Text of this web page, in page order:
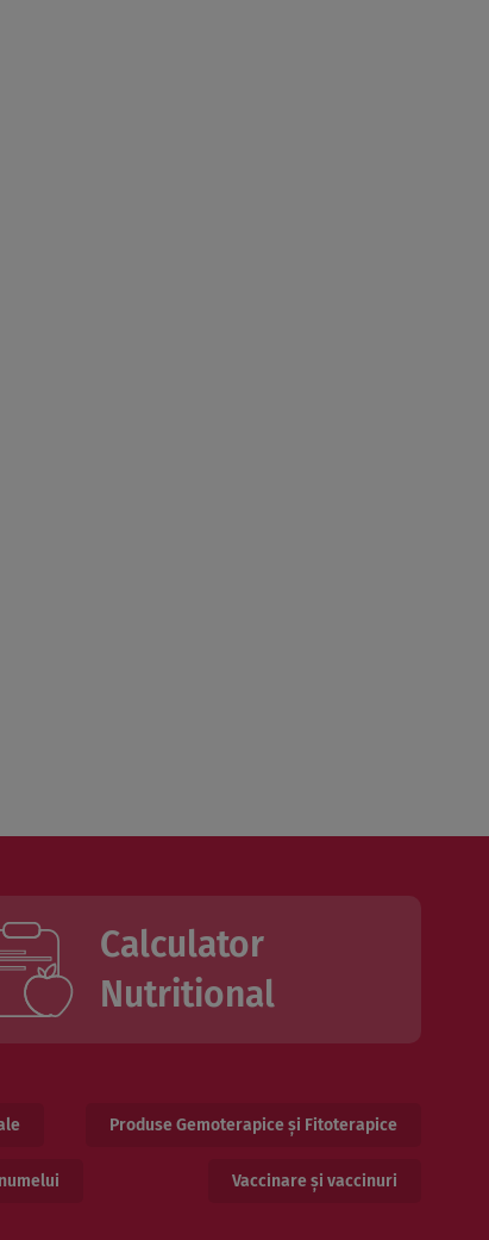
Calculator
Nutritional
Produse Gemoterapice și Fitoterapice
Vaccinare și vaccinuri